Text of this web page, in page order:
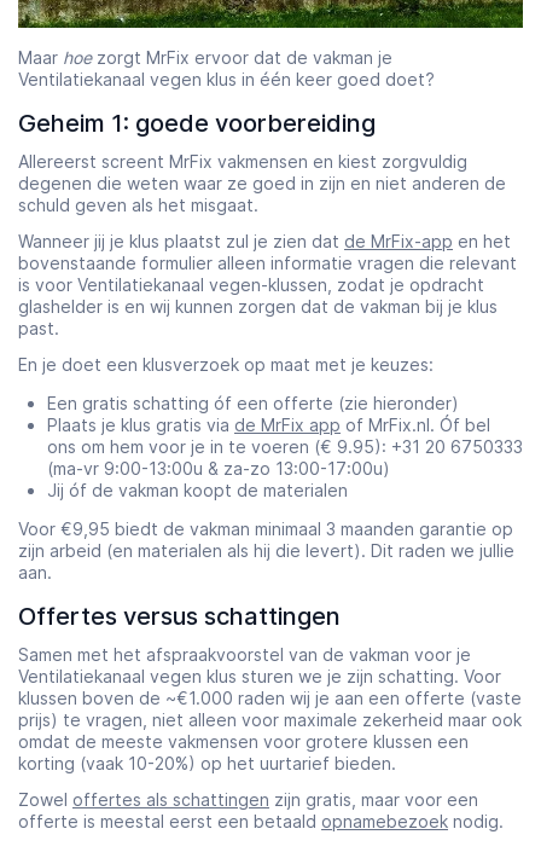
Maar hoezorgt MrFix ervoor dat de vakman je
Ventilatiekanaal vegen klus in één keer goed doet?
Geheim 1: goede voorbereiding
Allereerst screent MrFix vakmensen en kiest zorgvuldig
degenen die weten waar ze goed in zijn en niet anderen de
schuld geven als het misgaat.
Wanneer jij je klus plaatst zul je zien dat de MrFix-app en het
bovenstaande formulier alleen informatie vragen die relevant
is voor Ventilatiekanaal vegen-klussen, zodat je opdracht
glashelder is en wij kunnen zorgen dat de vakman bij je klus
past.
En je doet een klusverzoek op maat met je keuzes:
Een gratis schatting óf een offerte (zie hieronder)
Plaats je klus gratis via de MrFix app of MrFix.nl. Óf bel
ons om hem voor je in te voeren (€ 9.95): +31 20 6750333
(ma-vr 9:00-13:00u & za-zo 13:00-17:00u)
Jij óf de vakman koopt de materialen
Voor €9,95 biedt de vakman minimaal 3 maanden garantie op
zijn arbeid (en materialen als hij die levert). Dit raden we jullie
aan.
Offertes versus schattingen
Samen met het afspraakvoorstel van de vakman voor je
Ventilatiekanaal vegen klus sturen we je zijn schatting. Voor
klussen boven de ~€1.000 raden wij je aan een offerte (vaste
prijs) te vragen, niet alleen voor maximale zekerheid maar ook
omdat de meeste vakmensen voor grotere klussen een
korting (vaak 10-20%) op het uurtarief bieden.
Zowel offertes als schattingen zijn gratis, maar voor een
offerte is meestal eerst een betaald opnamebezoek nodig.